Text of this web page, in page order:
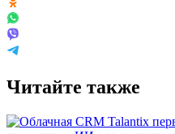
Читайте также